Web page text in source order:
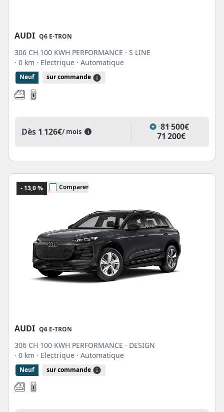
AUDI Q6 E-TRON
306 CH 100 KWH PERFORMANCE · S LINE
· 0 km · Electrique · Automatique
Neuf sur commande
Dès 1 126€/ mois i
81 500€
71 200€
- 13,0 % Comparer
AUDI Q6 E-TRON
306 CH 100 KWH PERFORMANCE · DESIGN
· 0 km · Electrique · Automatique
Neuf sur commande